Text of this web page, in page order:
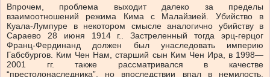
Впрочем, проблема выходит далеко за пределы
взаимоотношений режима Кима с Малайзией. Убийство в
Куала-Лумпуре в некотором смысле аналогично убийству в
Сараево 28 июня 1914 г.. Застреленный тогда эрц-герцог
Франц-Фердинанд должен был унаследовать империю
Габсбургов. Ким Чен Нам, старший сын Ким Чен Ира, в 1998—
2001 гг. также рассматривался в качестве
“престолонаследника”, но впоследствии впал в немилость.